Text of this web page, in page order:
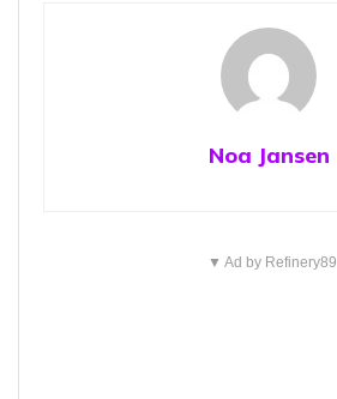
Noa Jansen
▼ Ad by Refinery89